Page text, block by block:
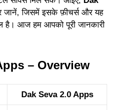
जानें, जिसमें इसके फ़ीचर्स और यह
है। आज हम आपको पूरी जानकारी
– Overview
Dak Seva 2.0 Apps